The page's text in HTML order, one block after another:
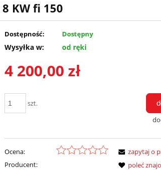
8 KW fi 150
Dostępność: Dostępny
Wysyłka w: od ręki
4 200,00 zł
szt.
Ocena:
Producent:
zapytaj o
poleć